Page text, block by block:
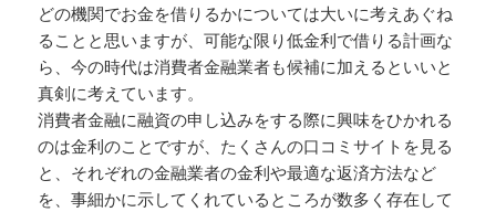
どの機関でお金を借りるかについては大いに考えあぐね
ることと思いますが、可能な限り低金利で借りる計画な
ら、今の時代は消費者金融業者も候補に加えるといいと
真剣に考えています。
消費者金融に融資の申し込みをする際に興味をひかれる
のは金利のことですが、たくさんの口コミサイトを見る
と、それぞれの金融業者の金利や最適な返済方法など
を、事細かに示してくれているところが数多く存在して